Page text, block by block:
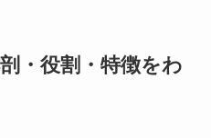
・役割・特徴をわ